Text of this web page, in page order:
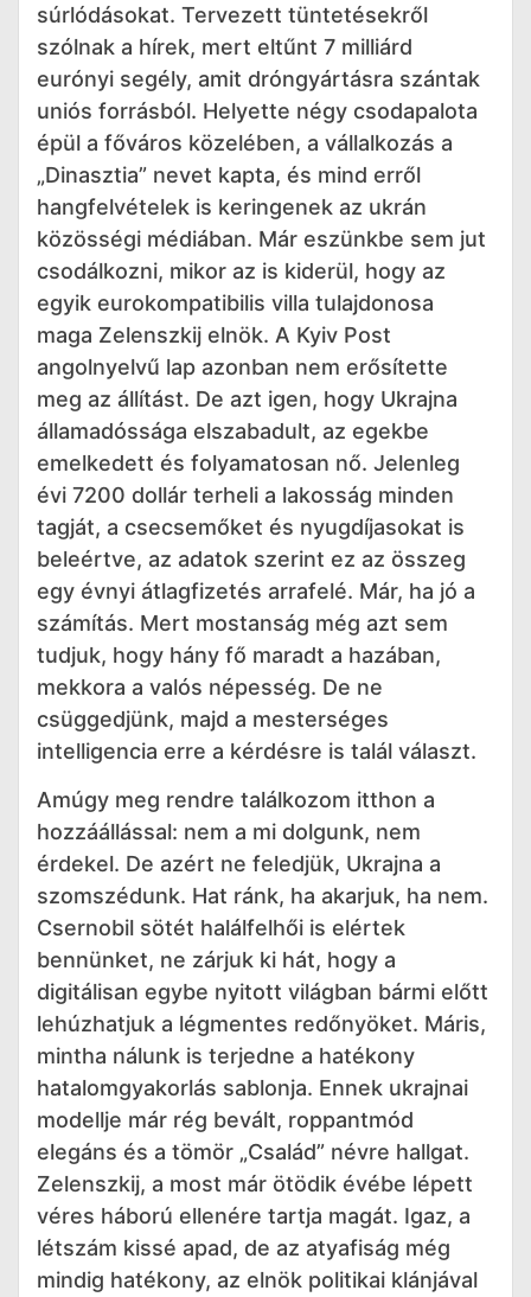
súrlódásokat. Tervezett tüntetésekről
szólnak a hírek, mert eltűnt 7 milliárd
eurónyi segély, amit dróngyártásra szántak
uniós forrásból. Helyette négy csodapalota
épül a főváros közelében, a vállalkozás a
„Dinasztia” nevet kapta, és mind erről
hangfelvételek is keringenek az ukrán
közösségi médiában. Már eszünkbe sem jut
csodálkozni, mikor az is kiderül, hogy az
egyik eurokompatibilis villa tulajdonosa
maga Zelenszkij elnök. A Kyiv Post
angolnyelvű lap azonban nem erősítette
meg az állítást. De azt igen, hogy Ukrajna
államadóssága elszabadult, az egekbe
emelkedett és folyamatosan nő. Jelenleg
évi 7200 dollár terheli a lakosság minden
tagját, a csecsemőket és nyugdíjasokat is
beleértve, az adatok szerint ez az összeg
egy évnyi átlagfizetés arrafelé. Már, ha jó a
számítás. Mert mostanság még azt sem
tudjuk, hogy hány fő maradt a hazában,
mekkora a valós népesség. De ne
csüggedjünk, majd a mesterséges
intelligencia erre a kérdésre is talál választ.
Amúgy meg rendre találkozom itthon a
hozzáállással: nem a mi dolgunk, nem
érdekel. De azért ne feledjük, Ukrajna a
szomszédunk. Hat ránk, ha akarjuk, ha nem.
Csernobil sötét halálfelhői is elértek
bennünket, ne zárjuk ki hát, hogy a
digitálisan egybe nyitott világban bármi előtt
lehúzhatjuk a légmentes redőnyöket. Máris,
mintha nálunk is terjedne a hatékony
hatalomgyakorlás sablonja. Ennek ukrajnai
modellje már rég bevált, roppantmód
elegáns és a tömör „Család” névre hallgat.
Zelenszkij, a most már ötödik évébe lépett
véres háború ellenére tartja magát. Igaz, a
létszám kissé apad, de az atyafiság még
mindig hatékony, az elnök politikai klánjával